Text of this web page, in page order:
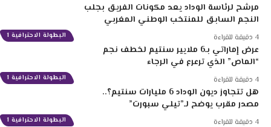
البطولة الاحترافية 1
مرشح لرئاسة الوداد يعد مكونات الفريق بجلب
النجم السابق للمنتخب الوطني المغربي
البطولة الاحترافية 1
عرض إماراتي بـ6 ملايير سنتيم لخطف نجم
“الماص” الذي ترعرع في الرجاء
البطولة الاحترافية 1
هل تتجاوز ديون الوداد 6 مليارات سنتيم؟..
مصدر مقرب يوضح لـ”تيلي سبورت”